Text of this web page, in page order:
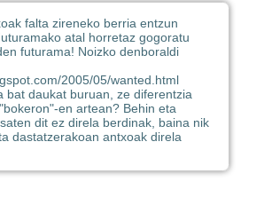
falta zireneko berria entzun
atal horretaz gogoratu
futurama! Noizko denboraldi
2005/05/wanted.html
bat daukat buruan, ze diferentzia
en artean? Behin eta
dit ez direla berdinak, baina nik
dastatzerakoan antxoak direla